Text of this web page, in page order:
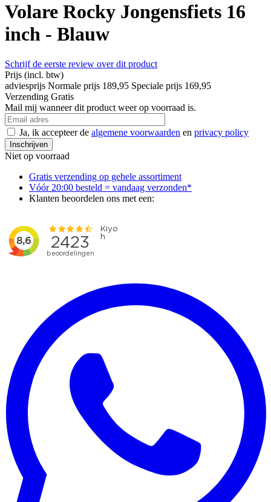
Volare Rocky Jongensfiets 16
inch - Blauw
Schrijf de eerste review over dit product
Prijs (incl. btw)
adviesprijs Normale prijs 189,95 Speciale prijs 169,95
Verzending Gratis
Mail mij wanneer dit product weer op voorraad is.
Ja, ik accepteer de algemene voorwaarden en privacy policy
Inschrijven
Niet op voorraad
Gratis verzending op gehele assortiment
Vóór 20:00 besteld = vandaag verzonden*
Klanten beoordelen ons met een: